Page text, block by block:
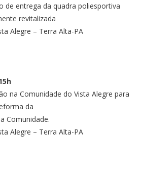
de entrega da quadra poliesportiva
revitalizada
Alegre – Terra Alta-PA
na Comunidade do Vista Alegre para
da
Comunidade.
Alegre – Terra Alta-PA